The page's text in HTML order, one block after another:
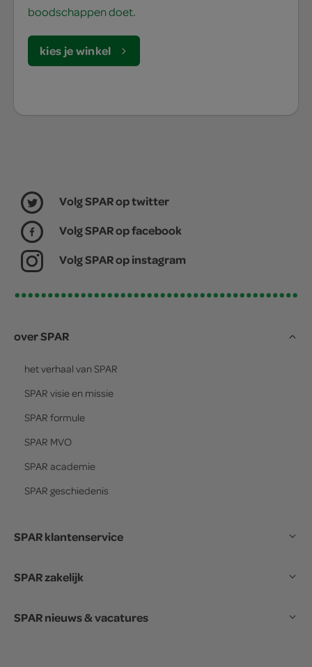
boodschappen doet.
kies je winkel
Volg SPAR op twitter
Volg SPAR op facebook
Volg SPAR op instagram
over SPAR
het verhaal van SPAR
SPAR visie en missie
SPAR formule
SPAR MVO
SPAR academie
SPAR geschiedenis
SPAR klantenservice
SPAR zakelijk
SPAR nieuws & vacatures